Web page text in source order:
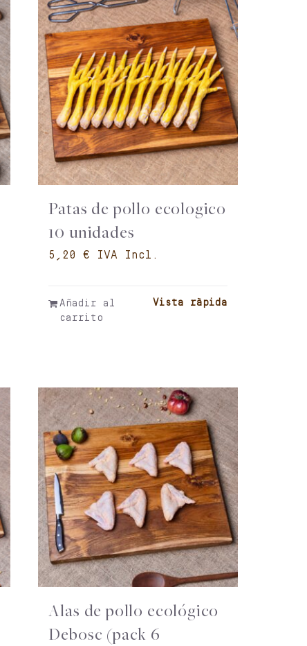
Patas de pollo ecologico
10 unidades
€
Añadir al
carrito
Vista ràpida
Alas de pollo ecológico
Debosc (pack 6